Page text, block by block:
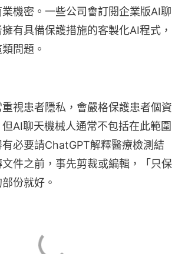
機密。一些公司會訂閱企業版AI聊
有具備保護措施的客製化AI程式，
問題。
視患者隱私，會嚴格保護患者個資
AI聊天機械人通常不包括在此範圍
必要請ChatGPT解釋醫療檢測結
件之前，事先剪裁或編輯，「只保
份就好。